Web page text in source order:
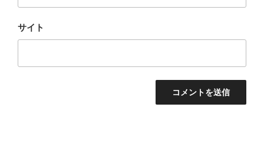
サイト